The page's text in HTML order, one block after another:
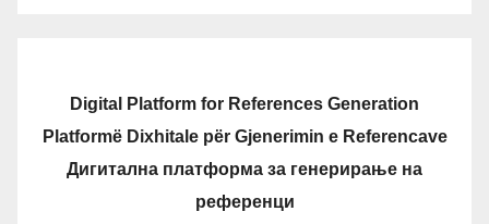
Digital Platform for References Generation
Platformë Dixhitale për Gjenerimin e Referencave
Дигитална платформа за генерирање на
референци